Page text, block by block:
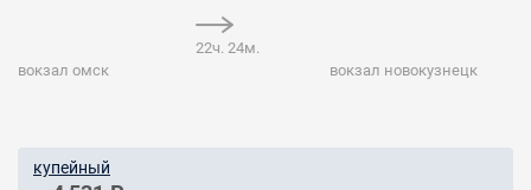
вокзал омск
22ч. 24м.
вокзал новокузнецк
купейный